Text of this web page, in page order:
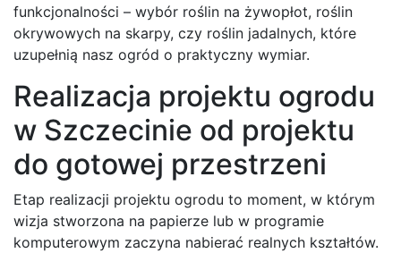
funkcjonalności – wybór roślin na żywopłot, roślin
okrywowych na skarpy, czy roślin jadalnych, które
uzupełnią nasz ogród o praktyczny wymiar.
Realizacja projektu ogrodu
w Szczecinie od projektu
do gotowej przestrzeni
Etap realizacji projektu ogrodu to moment, w którym
wizja stworzona na papierze lub w programie
komputerowym zaczyna nabierać realnych kształtów.